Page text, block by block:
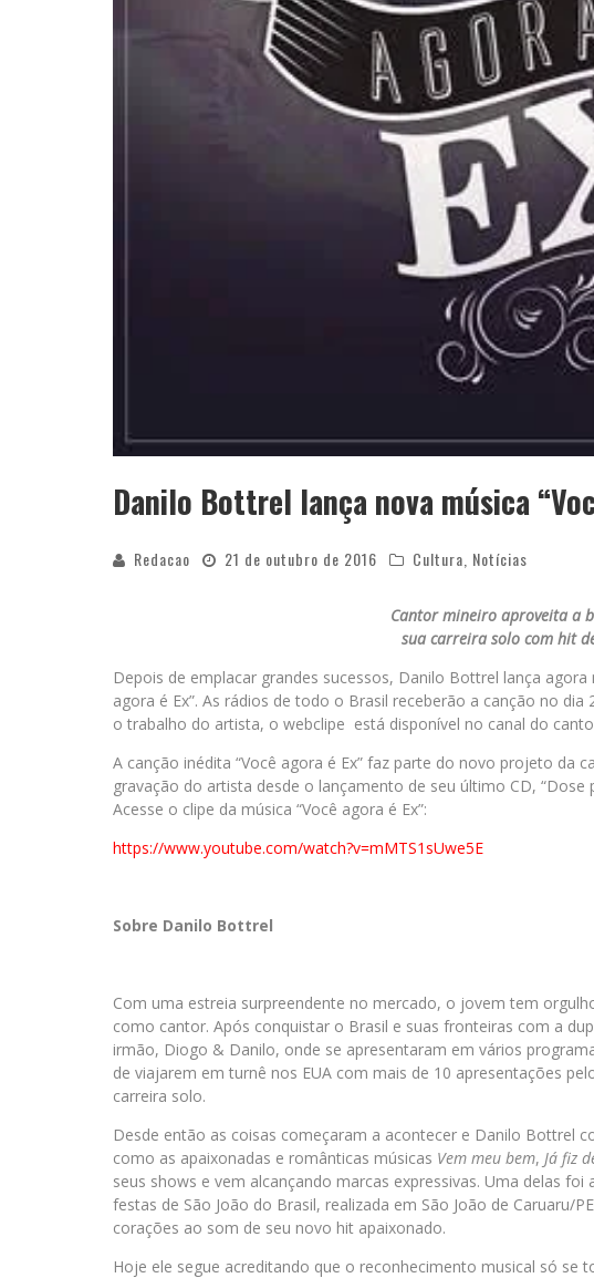
Danilo Bottrel lança nova música
Redacao 21 de outubro de 2016 Cultura Notícias
Cantor mineiro aproveita a
sua carreira solo com hit
Depois de emplacar grandes sucessos, Danilo Bottrel lança
agora é Ex”. As rádios de todo o Brasil receberão a canção no
o trabalho do artista, o webclipe está disponível no canal do
A canção inédita “Você agora é Ex” faz parte do novo projeto da
gravação do artista desde o lançamento de seu último CD, “Dose
Acesse o clipe da música “Você agora é Ex”:
https://www.youtube.com/watch?v=mMTS1sUwe5E
Sobre Danilo Bottrel
Com uma estreia surpreendente no mercado, o jovem tem
como cantor. Após conquistar o Brasil e suas fronteiras com a
irmão, Diogo & Danilo, onde se apresentaram em vários
de viajarem em turnê nos EUA com mais de 10 apresentações
carreira solo.
Desde então as coisas começaram a acontecer e Danilo Bottrel
como as apaixonadas e românticas músicas Vem meu bem, Já fiz
seus shows e vem alcançando marcas expressivas. Uma delas
festas de São João do Brasil, realizada em São João de Caruaru/
corações ao som de seu novo hit apaixonado.
Hoje ele segue acreditando que o reconhecimento musical só se